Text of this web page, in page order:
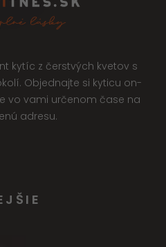
kytíc z čerstvých kvetov s
Objednajte si kyticu on-
vo vami určenom čase na
adresu.